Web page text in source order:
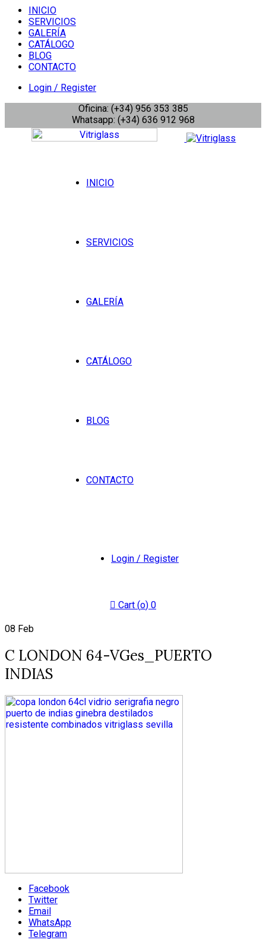
INICIO
SERVICIOS
GALERÍA
CATÁLOGO
BLOG
CONTACTO
Login / Register
Oficina: (+34) 956 353 385
Whatsapp: (+34) 636 912 968
INICIO
SERVICIOS
GALERÍA
CATÁLOGO
BLOG
CONTACTO
Login / Register
Cart (o) 0
08 Feb
C LONDON 64-VGes_PUERTO
INDIAS
Facebook
Twitter
Email
WhatsApp
Telegram